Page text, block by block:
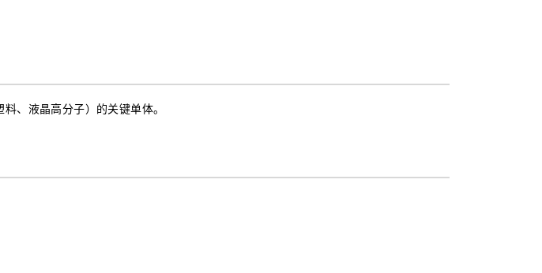
、液晶高分子）的关键单体。